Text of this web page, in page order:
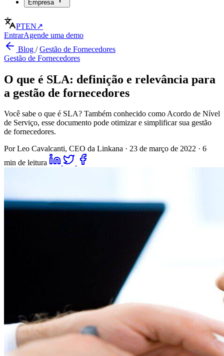
Empresa
PTEN↗
EntrarAgende uma demo
Blog /Gestão de Fornecedores
Gestão de Fornecedores
O que é SLA: definição e relevância para
a gestão de fornecedores
Você sabe o que é SLA? Também conhecido como Acordo de Nível
de Serviço, esse documento pode otimizar e simplificar sua gestão
de fornecedores.
Por Leo Cavalcanti, CEO da Linkana · 23 de março de 2022 · 6
min de leitura